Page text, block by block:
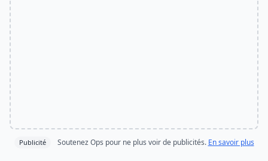
Publicité Soutenez Ops pour ne plus voir de publicités. En savoir plus